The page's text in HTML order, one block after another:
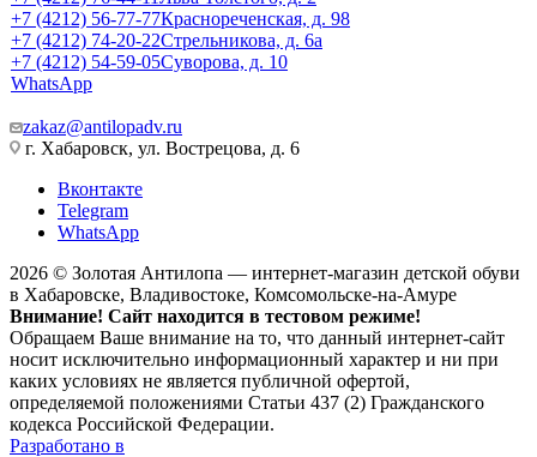
+7 (4212) 56-77-77Краснореченская, д. 98
+7 (4212) 74-20-22Стрельникова, д. 6а
+7 (4212) 54-59-05Суворова, д. 10
WhatsApp
zakaz@antilopadv.ru
г. Хабаровск, ул. Вострецова, д. 6
Вконтакте
Telegram
WhatsApp
2026 © Золотая Антилопа — интернет-магазин детской обуви
в Хабаровске, Владивостоке, Комсомольске-на-Амуре
Внимание! Сайт находится в тестовом режиме!
Обращаем Ваше внимание на то, что данный интернет-сайт
носит исключительно информационный характер и ни при
каких условиях не является публичной офертой,
определяемой положениями Статьи 437 (2) Гражданского
кодекса Российской Федерации.
Разработано в